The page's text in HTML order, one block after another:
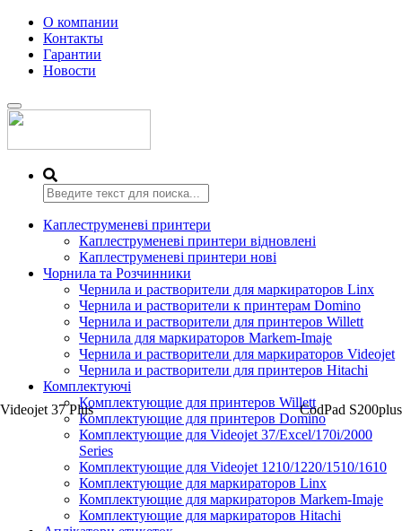
О компании
Контакты
Гарантии
Новости
Переключить
навигацию
Каплеструменеві принтери
Каплеструменеві принтери відновлені
Каплеструменеві принтери нові
Чорнила та Розчинники
Чернила и растворители для маркираторов Linx
Чернила и растворители к принтерам Domino
Чернила и растворители для принтеров Willett
Чернила для маркираторов Markem-Imaje
Чернила и растворители для маркираторов Videojet
Чернила и растворители для принтеров Hitachi
Комплектуючі
Комплектующие для принтеров Willett
Комплектующие для принтеров Domino
Комплектующие для Videojet 37/Excel/170i/2000
Series
Комплектующие для Videojet 1210/1220/1510/1610
Комплектующие для маркираторов Linx
Комплектующие для маркираторов Markem-Imaje
Комплектующие для маркираторов Hitachi
Videojet 37 Plus CodPad S200plus